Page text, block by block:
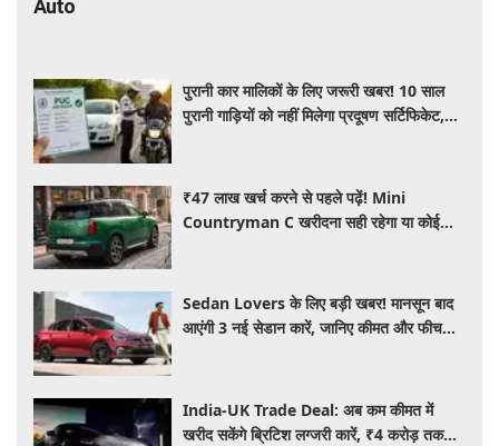
Auto
पुरानी कार मालिकों के लिए जरूरी खबर! 10 साल
पुरानी गाड़ियों को नहीं मिलेगा प्रदूषण सर्टिफिकेट,
₹47 लाख खर्च करने से पहले पढ़ें! Mini
Countryman C खरीदना सही रहेगा या कोई
Sedan Lovers के लिए बड़ी खबर! मानसून बाद
आएंगी 3 नई सेडान कारें, जानिए कीमत और फीचर्स
India-UK Trade Deal: अब कम कीमत में
खरीद सकेंगे ब्रिटिश लग्जरी कारें, ₹4 करोड़ तक